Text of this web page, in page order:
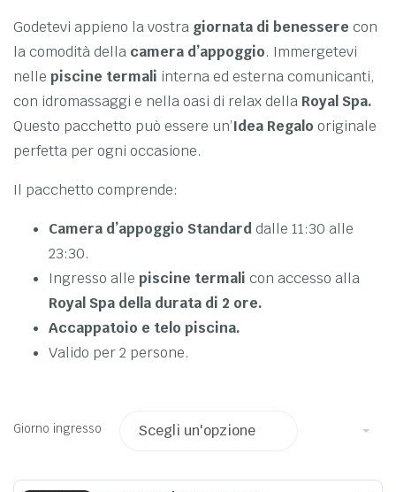
Godetevi appieno la vostra giornata di benessere con
la comodità della camera d’appoggio. Immergetevi
nelle piscine termali interna ed esterna comunicanti,
con idromassaggi e nella oasi di relax della Royal Spa.
Questo pacchetto può essere un’Idea Regalo originale
perfetta per ogni occasione.
Il pacchetto comprende:
Camera d’appoggio Standard dalle 11:30 alle
23:30.
Ingresso alle piscine termali con accesso alla
Royal Spa della durata di 2 ore.
Accappatoio e telo piscina.
Valido per 2 persone.
Giorno ingresso